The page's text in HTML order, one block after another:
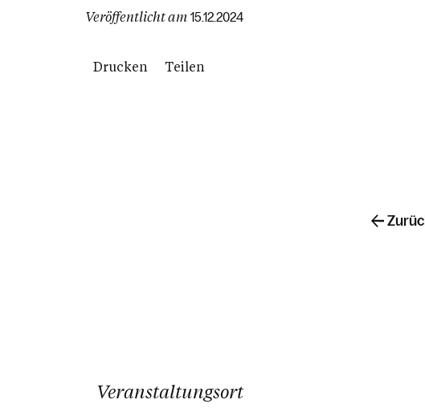
Veröffentlicht am 15.12.2024
Drucken Teilen
Veranstaltungsort